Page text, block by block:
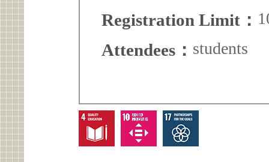
Registration Limit：
Attendees： students